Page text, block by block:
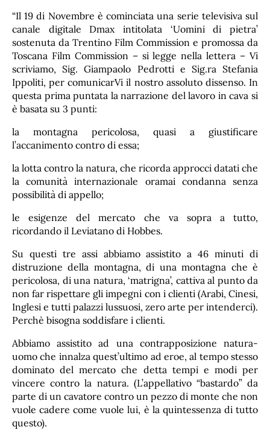
“Il 19 di Novembre è cominciata una serie televisiva sul
canale digitale Dmax intitolata ‘Uomini di pietra’
sostenuta da Trentino Film Commission e promossa da
Toscana Film Commission – si legge nella lettera – Vi
scriviamo, Sig. Giampaolo Pedrotti e Sig.ra Stefania
Ippoliti, per comunicarVi il nostro assoluto dissenso. In
questa prima puntata la narrazione del lavoro in cava si
è basata su 3 punti:
la montagna pericolosa, quasi a giustificare
l’accanimento contro di essa;
la lotta contro la natura, che ricorda approcci datati che
la comunità internazionale oramai condanna senza
possibilità di appello;
le esigenze del mercato che va sopra a tutto,
ricordando il Leviatano di Hobbes.
Su questi tre assi abbiamo assistito a 46 minuti di
distruzione della montagna, di una montagna che è
pericolosa, di una natura, ‘matrigna’, cattiva al punto da
non far rispettare gli impegni con i clienti (Arabi, Cinesi,
Inglesi e tutti palazzi lussuosi, zero arte per intenderci).
Perchè bisogna soddisfare i clienti.
Abbiamo assistito ad una contrapposizione natura-
uomo che innalza quest’ultimo ad eroe, al tempo stesso
dominato del mercato che detta tempi e modi per
vincere contro la natura. (L’appellativo “bastardo” da
parte di un cavatore contro un pezzo di monte che non
vuole cadere come vuole lui, è la quintessenza di tutto
questo).